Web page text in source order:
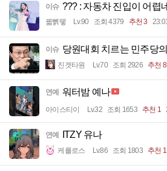
이슈 ??? : 자동차 진입이 어렵
꿻뻵뗗 Lv.90 조회 4379 추천 3 23:01
이슈 당원대회 치르는 민주당
진겟타원 Lv.70 조회 2926 추천 8
연예 워터밤 예나
아이스티이 Lv.32 조회 1653 추천 1
연예 ITZY 유나
케를로스 Lv.86 조회 1803 추천 1